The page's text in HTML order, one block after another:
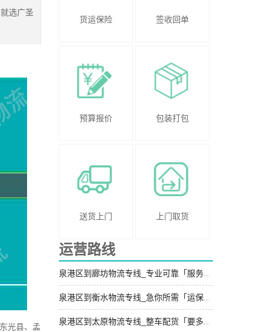
选广圣
光县、孟
货运保险 签收回单
预算报价 包装打包
送货上门 上门取货
运营路线
泉港区到廊坊物流专线_专业可靠「服务周到」
泉港区到衡水物流专线_急你所需「运保时效」
泉港区到太原物流专线_整车配货「要多少钱」